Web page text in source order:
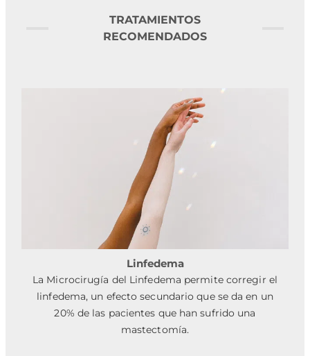
TRATAMIENTOS
RECOMENDADOS
Linfedema
La Microcirugía del Linfedema permite corregir el
linfedema, un efecto secundario que se da en un
20% de las pacientes que han sufrido una
mastectomía.